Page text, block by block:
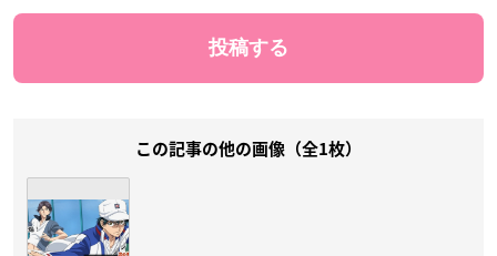
この記事の他の画像（全1枚）